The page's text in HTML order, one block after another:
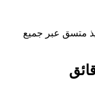
متسق عبر جميع